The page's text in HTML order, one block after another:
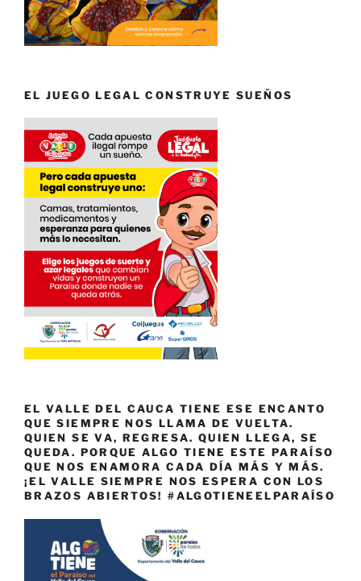
EL JUEGO LEGAL CONSTRUYE SUEÑOS
EL VALLE DEL CAUCA TIENE ESE ENCANTO
QUE SIEMPRE NOS LLAMA DE VUELTA.
QUIEN SE VA, REGRESA. QUIEN LLEGA, SE
QUEDA. PORQUE ALGO TIENE ESTE PARAÍSO
QUE NOS ENAMORA CADA DÍA MÁS Y MÁS.
¡EL VALLE SIEMPRE NOS ESPERA CON LOS
BRAZOS ABIERTOS! #ALGOTIENEELPARAÍSO